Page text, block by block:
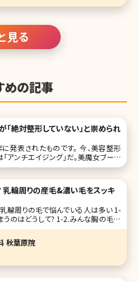
見る
めの記事
絶対整形していない」と崇められ
発表されたものです。 今、美容整形
アンチエイジング」だ。美魔女ブーム
ーケットは中高年世代に熱い眼差し
輪周りの産毛&濃い毛をスッキ
うのはどうして? 1-2.みんな胸の毛は
除毛クリーム 1-2-2.脱毛テープ 1-2-
き 1-3.自己処理はリスクが高い 1-4.ト
秋葉原院